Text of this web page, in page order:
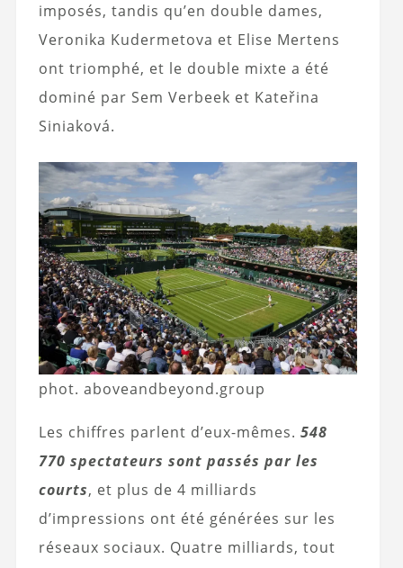
imposés, tandis qu’en double dames,
Veronika Kudermetova et Elise Mertens
ont triomphé, et le double mixte a été
dominé par Sem Verbeek et Kateřina
Siniaková.
phot. aboveandbeyond.group
Les chiffres parlent d’eux-mêmes. 548
770 spectateurs sont passés par les
courts, et plus de 4 milliards
d’impressions ont été générées sur les
réseaux sociaux. Quatre milliards, tout